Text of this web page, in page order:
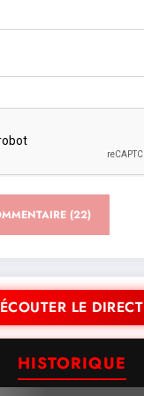
ÉCOUTER LE DIRECT
HISTORIQUE